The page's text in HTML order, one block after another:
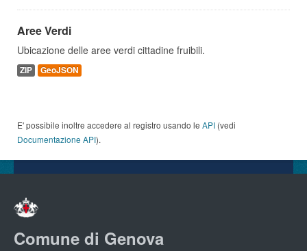
Aree Verdi
Ubicazione delle aree verdi cittadine fruibili.
ZIP GeoJSON
E' possibile inoltre accedere al registro usando le API (vedi
Documentazione API).
Comune di Genova